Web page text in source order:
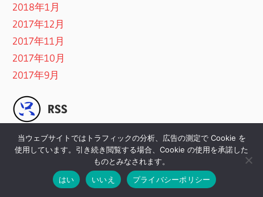
2018年1月
2017年12月
2017年11月
2017年10月
2017年9月
RSS
当ウェブサイトではトラフィックの分析、広告の測定で Cookie を
使用しています。引き続き閲覧する場合、Cookie の使用を承諾した
ものとみなされます。
はい
いいえ プライバシーポリシー